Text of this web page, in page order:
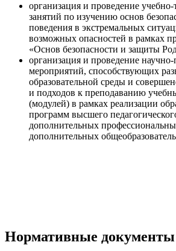
организация и проведение
занятий по изучению основ
поведения в экстремальных
возможных опасностей в рамках
«Основ безопасности и защиты
организация и проведение
мероприятий, способствующих
образовательной среды и
и подходов к преподаванию
(модулей) в рамках реализации
программ высшего
дополнительных
дополнительных
Нормативные документы